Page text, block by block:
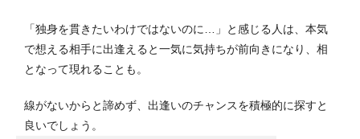
「独身を貫きたいわけではないのに…」と感じる人は、本気
で想える相手に出逢えると一気に気持ちが前向きになり、相
となって現れることも。
線がないからと諦めず、出逢いのチャンスを積極的に探すと
良いでしょう。